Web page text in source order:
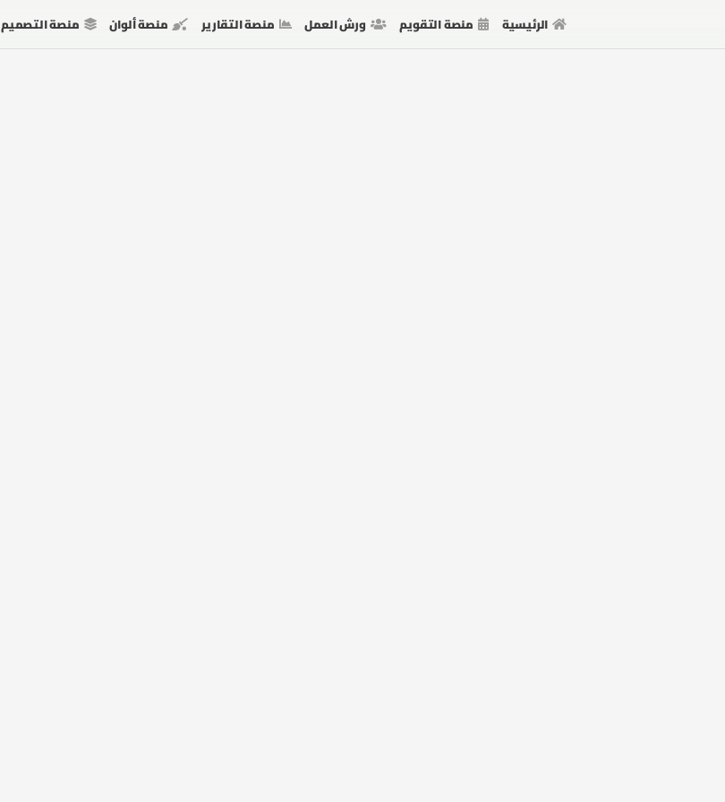
الرئيسية منصة التقويم ورش العمل منصة التقارير منصة ألوان منصة التصميم